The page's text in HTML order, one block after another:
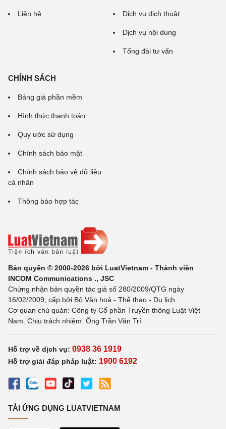
Liên hệ Dịch vụ dịch thuật
Dịch vụ nội dung
Tổng đài tư vấn
CHÍNH SÁCH
Bảng giá phần mềm
Hình thức thanh toán
Quy ước sử dụng
Chính sách bảo mật
Chính sách bảo vệ dữ liệu
cá nhân
Thông báo hợp tác
Bản quyền © 2000-2026 bởi LuatVietnam - Thành viên
INCOM Communications ., JSC
Chứng nhận bản quyền tác giả số 280/2009/QTG ngày
16/02/2009, cấp bởi Bộ Văn hoá - Thể thao - Du lịch
Cơ quan chủ quản: Công ty Cổ phần Truyền thông Luật Việt
Nam. Chịu trách nhiệm: Ông Trần Văn Trí
Hỗ trợ về dịch vụ: 0938 36 1919
Hỗ trợ giải đáp pháp luật: 1900 6192
TẢI ỨNG DỤNG LUATVIETNAM